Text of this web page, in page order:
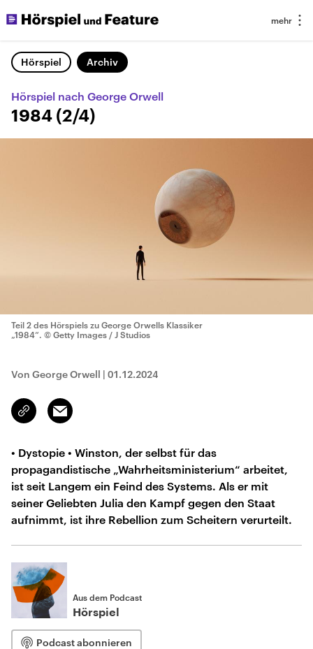
Hörspiel Archiv
Hörspiel nach George Orwell
1984 (2/4)
Teil 2 des Hörspiels zu George Orwells Klassiker
„1984“. © Getty Images / J Studios
Von George Orwell | 01.12.2024
Link
kopieren/teilen
Email
• Dystopie • Winston, der selbst für das
propagandistische „Wahrheitsministerium“ arbeitet,
ist seit Langem ein Feind des Systems. Als er mit
seiner Geliebten Julia den Kampf gegen den Staat
aufnimmt, ist ihre Rebellion zum Scheitern verurteilt.
Aus dem Podcast
Hörspiel
Podcast abonnieren